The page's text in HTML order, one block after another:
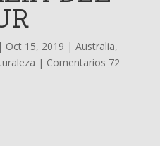
| Oct 15, 2019 | Australia,
| Comentarios 72